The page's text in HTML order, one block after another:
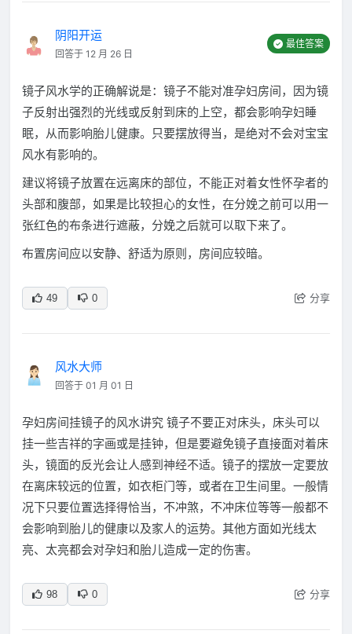
阴阳开运
回答于 12 月 26 日
最佳答案
镜子风水学的正确解说是：镜子不能对准孕妇房间，因为镜
子反射出强烈的光线或反射到床的上空，都会影响孕妇睡
眠，从而影响胎儿健康。只要摆放得当，是绝对不会对宝宝
风水有影响的。
建议将镜子放置在远离床的部位，不能正对着女性怀孕者的
头部和腹部，如果是比较担心的女性，在分娩之前可以用一
张红色的布条进行遮蔽，分娩之后就可以取下来了。
布置房间应以安静、舒适为原则，房间应较暗。
49 0 分享
风水大师
回答于 01 月 01 日
孕妇房间挂镜子的风水讲究 镜子不要正对床头，床头可以
挂一些吉祥的字画或是挂钟，但是要避免镜子直接面对着床
头，镜面的反光会让人感到神经不适。镜子的摆放一定要放
在离床较远的位置，如衣柜门等，或者在卫生间里。一般情
况下只要位置选择得恰当，不冲煞，不冲床位等等一般都不
会影响到胎儿的健康以及家人的运势。其他方面如光线太
亮、太亮都会对孕妇和胎儿造成一定的伤害。
98 0 分享